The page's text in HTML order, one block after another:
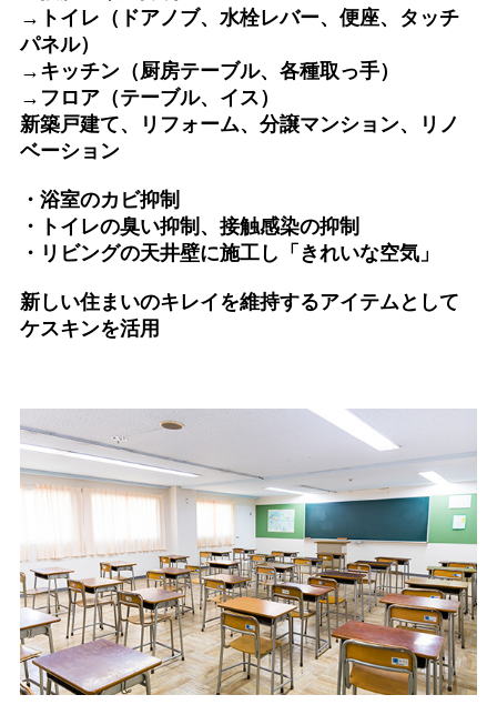
→トイレ（ドアノブ、水栓レバー、便座、タッチ
パネル）
→キッチン（厨房テーブル、各種取っ手）
→フロア（テーブル、イス）
新築戸建て、リフォーム、分譲マンション、リノ
ベーション
・浴室のカビ抑制
・トイレの臭い抑制、接触感染の抑制
・リビングの天井壁に施工し「きれいな空気」
新しい住まいのキレイを維持するアイテムとして
ケスキンを活用